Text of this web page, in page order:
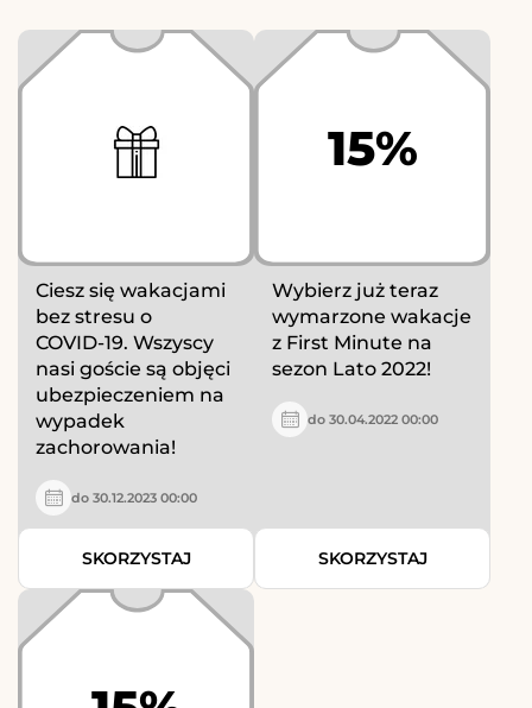
Ciesz się wakacjami
bez stresu o
COVID‑19. Wszyscy
nasi goście są objęci
ubezpieczeniem na
wypadek
zachorowania!
do 30.12.2023 00:00
SKORZYSTAJ
15%
Wybierz już teraz
wymarzone wakacje
z First Minute na
sezon Lato 2022!
do 30.04.2022 00:00
SKORZYSTAJ